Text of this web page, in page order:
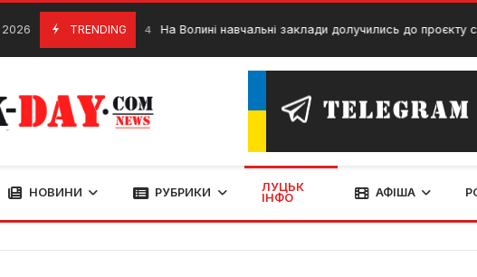
2026 TRENDING
26 Січня, 2024 На Волині навчальні заклади долучились до проєкту
НОВИНИ РУБРИКИ
ЛУЦЬК
ІНФО
АФІША